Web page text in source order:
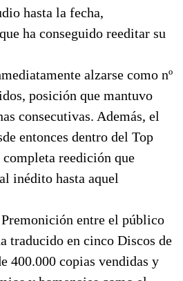
hasta la fecha,
ha conseguido reeditar su
alzarse como nº
posición que mantuvo
consecutivas. Además, el
entonces dentro del Top
completa reedición que
inédito hasta aquel
entre el público
traducido en cinco Discos de
400.000 copias vendidas y